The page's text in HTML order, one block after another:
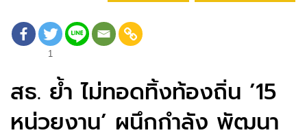
1
สธ. ย้ำ ไม่ทอดทิ้งท้องถิ่น ’15
หน่วยงาน’ ผนึกกำลัง พัฒนา